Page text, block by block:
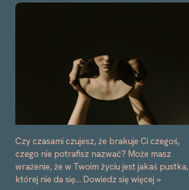
Czy czasami czujesz, że brakuje Ci czegoś,
czego nie potrafisz nazwać? Może masz
wrażenie, że w Twoim życiu jest jakaś pustka,
której nie da się… Dowiedz się więcej »